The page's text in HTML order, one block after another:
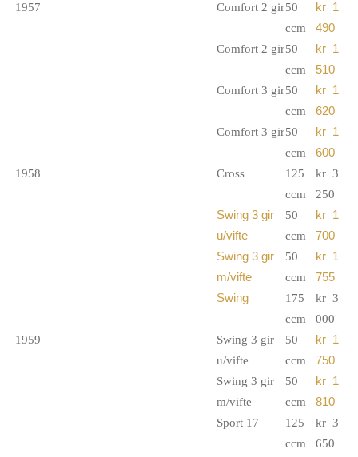
1957
Comfort 2 gir50
ccm
kr 1
490
Comfort 2 gir50
ccm
kr 1
510
Comfort 3 gir50
ccm
kr 1
620
Comfort 3 gir50
ccm
kr 1
600
1958
Cross
125
ccm
kr 3
250
Swing 3 gir
u/vifte
50
ccm
kr 1
700
Swing 3 gir
m/vifte
50
ccm
kr 1
755
Swing
175
ccm
kr 3
000
1959
Swing 3 gir
u/vifte
50
ccm
kr 1
750
Swing 3 gir
m/vifte
50
ccm
kr 1
810
Sport 17
125
ccm
kr 3
650